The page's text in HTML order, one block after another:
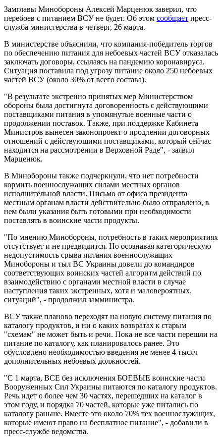
Замглавы Минобороны Алексей Марценюк заверил, что
перебоев с питанием ВСУ не будет. Об этом сообщает пресс-
служба министерства в четверг, 26 марта.
В министерстве объяснили, что компания-победитель торгов
по обеспечению питания для небоевых частей ВСУ отказалась
заключать договоры, ссылаясь на пандемию коронавируса.
Ситуация поставила под угрозу питание около 250 небоевых
частей ВСУ (около 30% от всего состава).
"В результате экстренно принятых мер Министерством
обороны была достигнута договоренность с действующими
поставщиками питания в упомянутые военные части о
продолжении поставок. Также, при поддержке Кабинета
Министров вынесен законопроект о продлении договорных
отношений с действующими поставщиками, который сейчас
находится на рассмотрении в Верховной Раде", - заявил
Марценюк.
В Минобороны также подчеркнули, что нет потребности
кормить военнослужащих силами местных органов
исполнительной власти. Письмо от офиса президента
местным органам власти действительно было отправлено, в
нем были указания быть готовыми при необходимости
поставлять в воинские части продукты.
"По мнению Минобороны, потребность в таких мероприятиях
отсутствует и не предвидится. Но осознавая категорическую
недопустимость срыва питания военнослужащих
Минобороны и тыл ВС Украины довели до командиров
соответствующих воинских частей алгоритм действий по
взаимодействию с органами местной власти в случае
наступления таких экстренных, хотя и маловероятных,
ситуаций", - продолжил замминистра.
ВСУ также планово переходят на новую систему питания по
каталогу продуктов, и ни о каких возвратах к старым
"схемам" не может быть и речи. Пока не все части перешли на
питание по каталогу, как планировалось ранее. Это
обусловлено необходимостью введения не менее 4 тысяч
дополнительных небоевых должностей.
"С 1 марта, ВСЕ без исключения БОЕВЫЕ воинские части
Вооруженных Сил Украины питаются по каталогу продуктов.
Речь идет о более чем 30 частях, перешедших на каталог в
этом году, и порядка 70 частей, которые уже питались по
каталогу раньше. Вместе это около 70% тех военнослужащих,
которые имеют право на бесплатное питание", - добавили в
пресс-службе ведомства.